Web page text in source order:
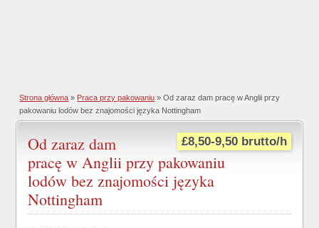
Strona główna » Praca przy pakowaniu » Od zaraz dam pracę w Anglii przy
pakowaniu lodów bez znajomości języka Nottingham
£8,50-9,50 brutto/h
Od zaraz dam
pracę w Anglii przy pakowaniu
lodów bez znajomości języka
Nottingham